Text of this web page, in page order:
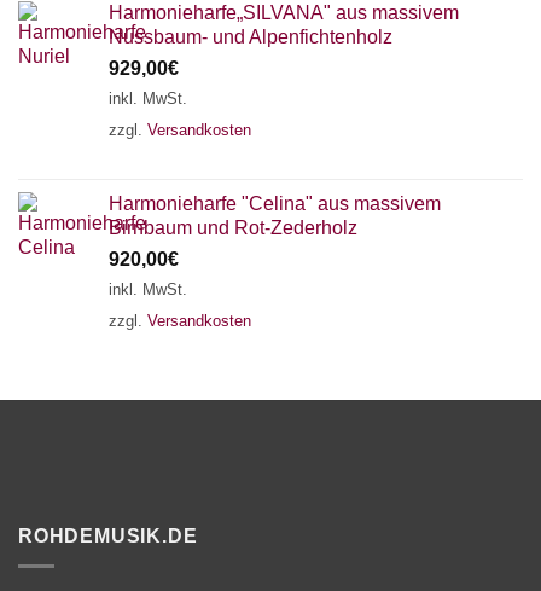
Harmonieharfe„SILVANA" aus massivem
Nussbaum- und Alpenfichtenholz
929,00€
inkl. MwSt.
zzgl. Versandkosten
Harmonieharfe "Celina" aus massivem
Birnbaum und Rot-Zederholz
920,00€
inkl. MwSt.
zzgl. Versandkosten
ROHDEMUSIK.DE